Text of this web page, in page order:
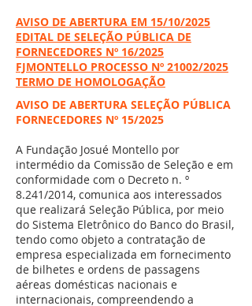
AVISO DE ABERTURA EM 15/10/2025
EDITAL DE SELEÇÃO PÚBLICA DE
FORNECEDORES Nº 16/2025
FJMONTELLO PROCESSO Nº 21002/2025
TERMO DE HOMOLOGAÇÃO
AVISO DE ABERTURA SELEÇÃO PÚBLICA
FORNECEDORES Nº 15/2025
A Fundação Josué Montello por
intermédio da Comissão de Seleção e em
conformidade com o Decreto n. º
8.241/2014, comunica aos interessados
que realizará Seleção Pública, por meio
do Sistema Eletrônico do Banco do Brasil,
tendo como objeto a contratação de
empresa especializada em fornecimento
de bilhetes e ordens de passagens
aéreas domésticas nacionais e
internacionais, compreendendo a